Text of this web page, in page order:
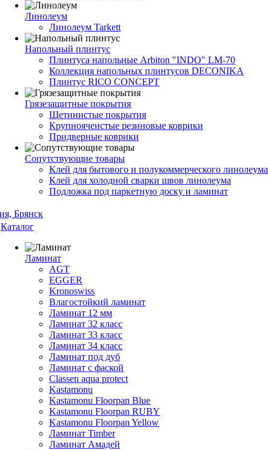
Линолеум
Линолеум Tarkett
Напольный плинтус
Плинтуса напольные Arbiton "INDO" LM-70
Коллекция напольных плинтусов DECONIKA
Плинтус RICO CONCEPT
Грязезащитные покрытия
Щетинистые покрытия
Крупноячеистые резиновые коврики
Придверные коврики
Сопутствующие товары
Клей для бытового и полукоммерческого линолеума
Клей для холодной сварки швов линолеума
Подложка под паркетную доску и ламинат
Каталог
Ламинат
AGT
EGGER
Kronoswiss
Влагостойкий ламинат
Ламинат 12 мм
Ламинат 32 класс
Ламинат 33 класс
Ламинат 34 класс
Ламинат под дуб
Ламинат с фаской
Classen aqua protect
Kastamonu
Kastamonu Floorpan Blue
Kastamonu Floorpan RUBY
Kastamonu Floorpan Yellow
Ламинат Timber
Ламинат Амадей